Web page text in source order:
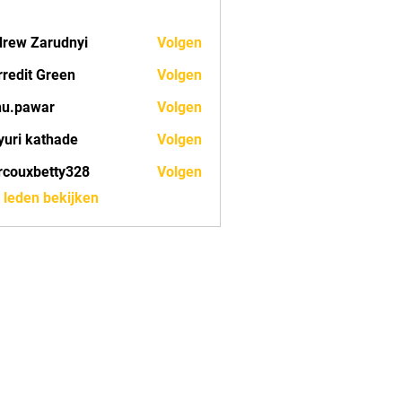
Zarudnyi
Volgen
Green
Volgen
Volgen
kathade
Volgen
Volgen
bekijken